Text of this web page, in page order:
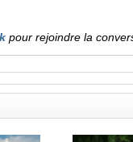
pour rejoindre la